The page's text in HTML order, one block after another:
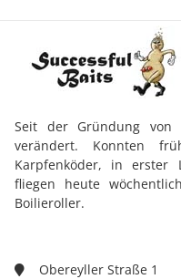
Seit der Gründung von
verändert. Konnten
Karpfenköder, in erster
fliegen heute
Boilieroller.
Obereyller Straße 1